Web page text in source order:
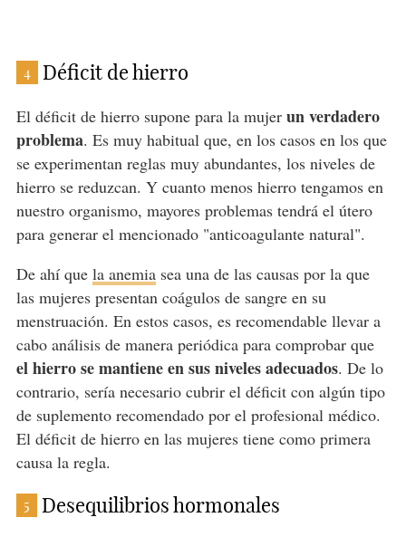
4 Déficit de hierro
El déficit de hierro supone para la mujer un verdadero
problema. Es muy habitual que, en los casos en los que
se experimentan reglas muy abundantes, los niveles de
hierro se reduzcan. Y cuanto menos hierro tengamos en
nuestro organismo, mayores problemas tendrá el útero
para generar el mencionado "anticoagulante natural".
De ahí que la anemiasea una de las causas por la que
las mujeres presentan coágulos de sangre en su
menstruación. En estos casos, es recomendable llevar a
cabo análisis de manera periódica para comprobar que
el hierro se mantiene en sus niveles adecuados. De lo
contrario, sería necesario cubrir el déficit con algún tipo
de suplemento recomendado por el profesional médico.
El déficit de hierro en las mujeres tiene como primera
causa la regla.
5 Desequilibrios hormonales